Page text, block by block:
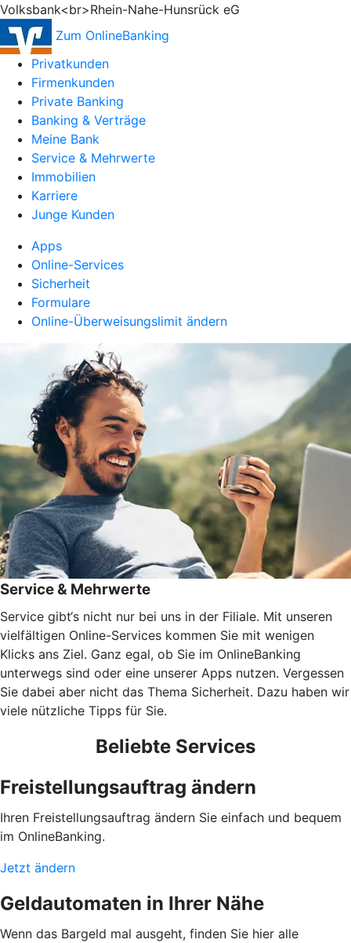
Volksbank<br>Rhein-Nahe-Hunsrück eG
Zum OnlineBanking
Privatkunden
Firmenkunden
Private Banking
Banking & Verträge
Meine Bank
Service & Mehrwerte
Immobilien
Karriere
Junge Kunden
Apps
Online-Services
Sicherheit
Formulare
Online-Überweisungslimit ändern
Service & Mehrwerte
Service gibt‘s nicht nur bei uns in der Filiale. Mit unseren
vielfältigen Online-Services kommen Sie mit wenigen
Klicks ans Ziel. Ganz egal, ob Sie im OnlineBanking
unterwegs sind oder eine unserer Apps nutzen. Vergessen
Sie dabei aber nicht das Thema Sicherheit. Dazu haben wir
viele nützliche Tipps für Sie.
Beliebte Services
Freistellungsauftrag ändern
Ihren Freistellungsauftrag ändern Sie einfach und bequem
im OnlineBanking.
Jetzt ändern
Geldautomaten in Ihrer Nähe
Wenn das Bargeld mal ausgeht, finden Sie hier alle